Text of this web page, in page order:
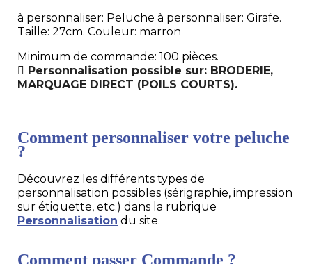
à personnaliser: Peluche à personnaliser: Girafe.
Taille: 27cm. Couleur: marron
Minimum de commande: 100 pièces.
Personnalisation possible sur: BRODERIE,
MARQUAGE DIRECT (POILS COURTS).
Comment personnaliser votre peluche
?
Découvrez les différents types de
personnalisation possibles (sérigraphie, impression
sur étiquette, etc.) dans la rubrique
Personnalisation du site.
Comment passer Commande ?